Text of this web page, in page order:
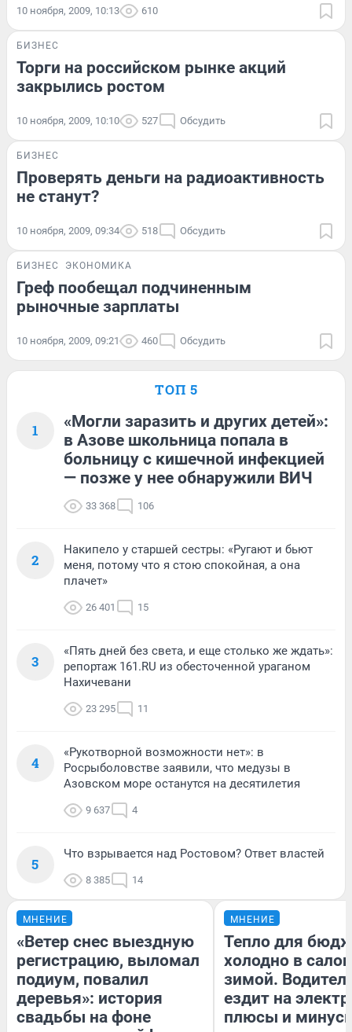
10 ноября, 2009, 10:13 610
БИЗНЕС
Торги на российском рынке акций
закрылись ростом
10 ноября, 2009, 10:10 527 Обсудить
БИЗНЕС
Проверять деньги на радиоактивность
не станут?
10 ноября, 2009, 09:34 518 Обсудить
БИЗНЕС ЭКОНОМИКА
Греф пообещал подчиненным
рыночные зарплаты
10 ноября, 2009, 09:21 460 Обсудить
ТОП 5
1
«Могли заразить и других детей»:
в Азове школьница попала в
больницу с кишечной инфекцией
— позже у нее обнаружили ВИЧ
33 368 106
2
Накипело у старшей сестры: «Ругают и бьют
меня, потому что я стою спокойная, а она
плачет»
26 401 15
3
«Пять дней без света, и еще столько же ждать»:
репортаж 161.RU из обесточенной ураганом
Нахичевани
23 295 11
4
«Рукотворной возможности нет»: в
Росрыболовстве заявили, что медузы в
Азовском море останутся на десятилетия
9 637 4
5
Что взрывается над Ростовом? Ответ властей
8 385 14
МНЕНИЕ
«Ветер снес выездную
регистрацию, выломал
подиум, повалил
деревья»: история
свадьбы на фоне
МНЕНИЕ
Тепло для
холодно в
зимой.
ездит на
плюсы и